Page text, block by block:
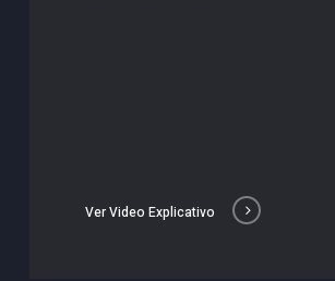
Ver Video Explicativo